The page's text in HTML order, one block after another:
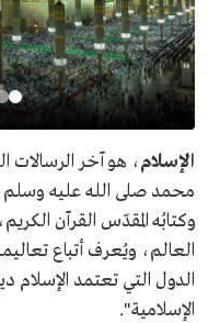
الإسلام، هو آخر الرسالات
محمد صلى الله عليه وسلم،
وكتابُه المقدّس القرآن
العالم، ويُعرف أتباع
الدول التي تعتمد الإسلام
الإسلامية".